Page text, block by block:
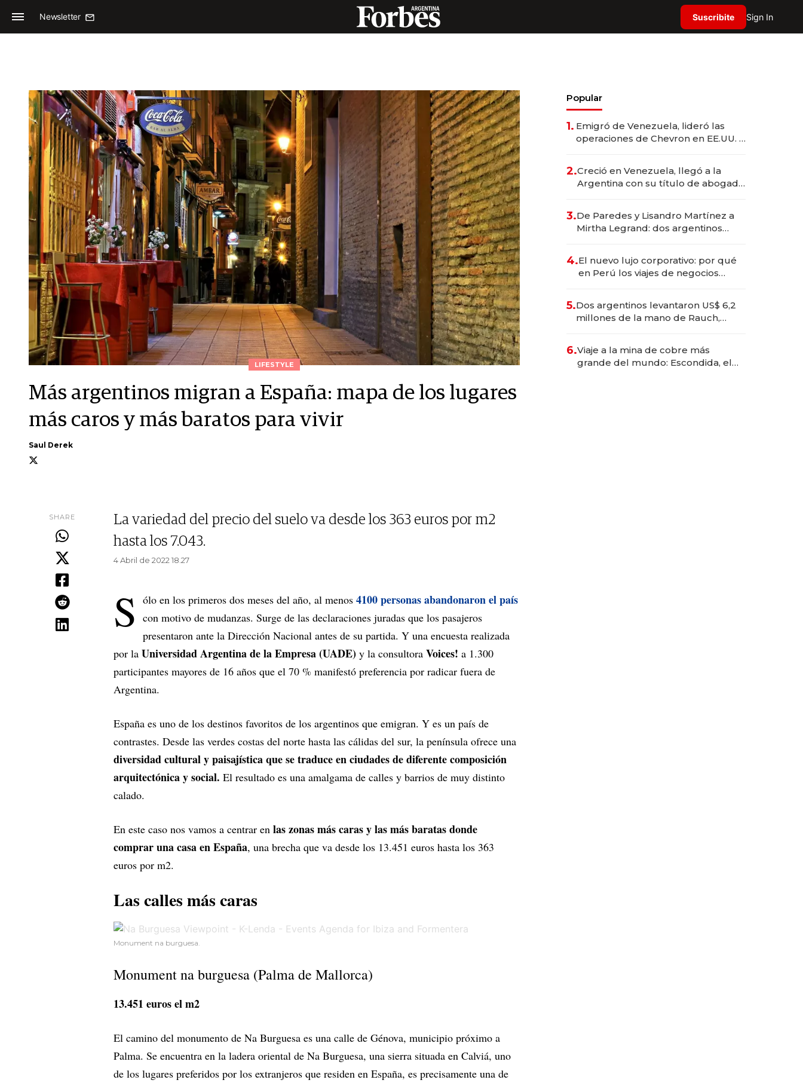
Newsletter Suscribite Sign In
LIFESTYLE
Más argentinos migran a España: mapa de los lugares
más caros y más baratos para vivir
Saul Derek
SHARE
La variedad del precio del suelo va desde los 363 euros por m2
hasta los 7.043.
4 Abril de 2022 18.27
S ólo en los primeros dos meses del año, al menos 4100 personas abandonaron el país
con motivo de mudanzas. Surge de las declaraciones juradas que los pasajeros
presentaron ante la Dirección Nacional antes de su partida. Y una encuesta realizada
por la Universidad Argentina de la Empresa (UADE) y la consultora Voices! a 1.300
participantes mayores de 16 años que el 70 % manifestó preferencia por radicar fuera de
Argentina.
España es uno de los destinos favoritos de los argentinos que emigran. Y es un país de
contrastes. Desde las verdes costas del norte hasta las cálidas del sur, la península ofrece una
diversidad cultural y paisajística que se traduce en ciudades de diferente composición
arquitectónica y social. El resultado es una amalgama de calles y barrios de muy distinto
calado.
En este caso nos vamos a centrar en las zonas más caras y las más baratas donde
comprar una casa en España, una brecha que va desde los 13.451 euros hasta los 363
euros por m2.
Las calles más caras
Monument na burguesa.
Monument na burguesa (Palma de Mallorca)
13.451 euros el m2
El camino del monumento de Na Burguesa es una calle de Génova, municipio próximo a
Palma. Se encuentra en la ladera oriental de Na Burguesa, una sierra situada en Calviá, uno
de los lugares preferidos por los extranjeros que residen en España, es precisamente una de
Popular
1. Emigró de Venezuela, lideró las
operaciones de Chevron en EE.UU. y
2.Creció en Venezuela, llegó a la
Argentina con su título de abogado
marcas "fast premium"
3.De Paredes y Lisandro Martínez a
Mirtha Legrand: dos argentinos
4.El nuevo lujo corporativo: por qué
en Perú los viajes de negocios
transformadoras
5.Dos argentinos levantaron US$ 6,2
millones de la mano de Rauch,
6.Viaje a la mina de cobre más
grande del mundo: Escondida, el